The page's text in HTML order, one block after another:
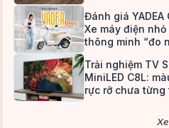
Đánh giá YADEA
Xe máy điện nhỏ
thông minh “đo
Trải nghiệm TV
MiniLED C8L:
rực rỡ chưa từng